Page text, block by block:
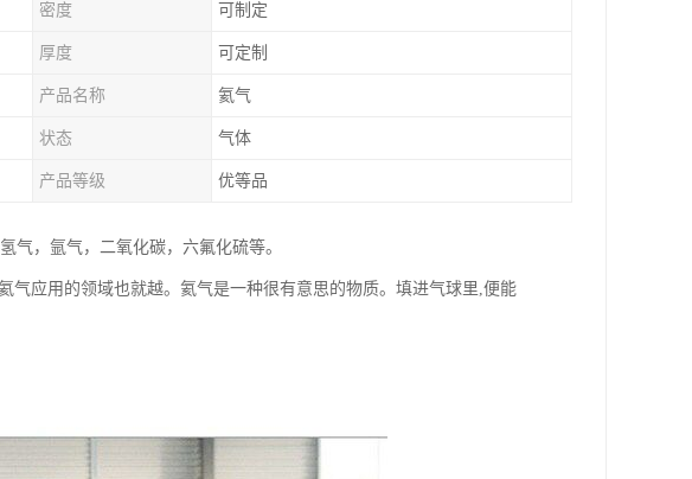
密度 可制定
厚度 可定制
产品名称 氦气
状态 气体
产品等级 优等品
气，氩气，二氧化碳，六氟化硫等。
应用的领域也就越。氦气是一种很有意思的物质。填进气球里,便能